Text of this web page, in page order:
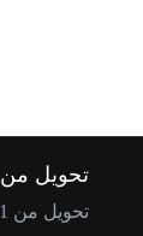
تحويل من TROLL إلى AUD
تحويل من 1 TROLL إلى $0.0533